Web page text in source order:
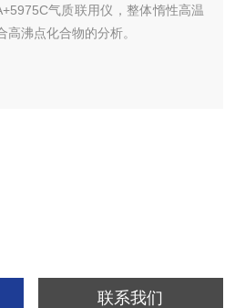
气质联用仪，整体惰性高温
沸点化合物的分析。
联系我们